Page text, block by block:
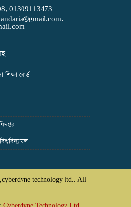
01309113473
,
শিক্ষা বোর্ড
technology ltd.. All
Cyberdyne Technology Ltd.